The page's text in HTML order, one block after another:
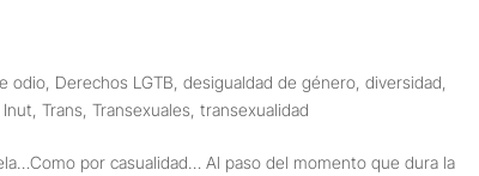
odio, Derechos LGTB,desigualdad de género,diversidad,
Inut,Trans,Transexuales,transexualidad
por casualidad… Al paso del momento que dura la